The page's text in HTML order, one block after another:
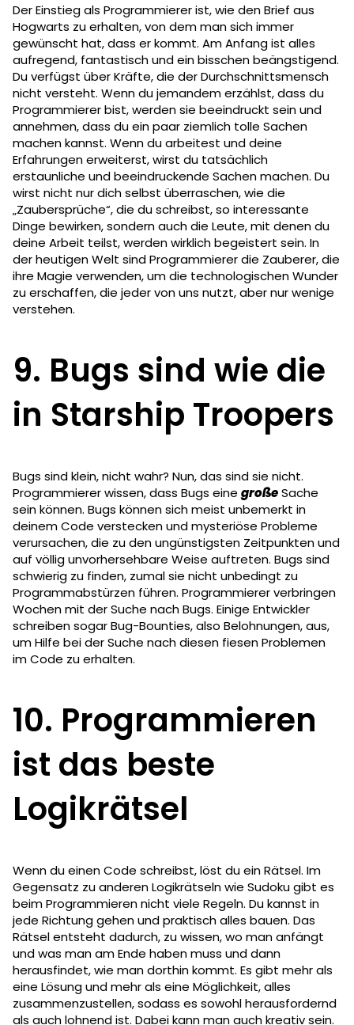
Der Einstieg als Programmierer ist, wie den Brief aus
Hogwarts zu erhalten, von dem man sich immer
gewünscht hat, dass er kommt. Am Anfang ist alles
aufregend, fantastisch und ein bisschen beängstigend.
Du verfügst über Kräfte, die der Durchschnittsmensch
nicht versteht. Wenn du jemandem erzählst, dass du
Programmierer bist, werden sie beeindruckt sein und
annehmen, dass du ein paar ziemlich tolle Sachen
machen kannst. Wenn du arbeitest und deine
Erfahrungen erweiterst, wirst du tatsächlich
erstaunliche und beeindruckende Sachen machen. Du
wirst nicht nur dich selbst überraschen, wie die
„Zaubersprüche“, die du schreibst, so interessante
Dinge bewirken, sondern auch die Leute, mit denen du
deine Arbeit teilst, werden wirklich begeistert sein. In
der heutigen Welt sind Programmierer die Zauberer, die
ihre Magie verwenden, um die technologischen Wunder
zu erschaffen, die jeder von uns nutzt, aber nur wenige
verstehen.
9. Bugs sind wie die
in Starship Troopers
Bugs sind klein, nicht wahr? Nun, das sind sie nicht.
Programmierer wissen, dass Bugs eine großeSache
sein können. Bugs können sich meist unbemerkt in
deinem Code verstecken und mysteriöse Probleme
verursachen, die zu den ungünstigsten Zeitpunkten und
auf völlig unvorhersehbare Weise auftreten. Bugs sind
schwierig zu finden, zumal sie nicht unbedingt zu
Programmabstürzen führen. Programmierer verbringen
Wochen mit der Suche nach Bugs. Einige Entwickler
schreiben sogar Bug-Bounties, also Belohnungen, aus,
um Hilfe bei der Suche nach diesen fiesen Problemen
im Code zu erhalten.
10. Programmieren
ist das beste
Logikrätsel
Wenn du einen Code schreibst, löst du ein Rätsel. Im
Gegensatz zu anderen Logikrätseln wie Sudoku gibt es
beim Programmieren nicht viele Regeln. Du kannst in
jede Richtung gehen und praktisch alles bauen. Das
Rätsel entsteht dadurch, zu wissen, wo man anfängt
und was man am Ende haben muss und dann
herausfindet, wie man dorthin kommt. Es gibt mehr als
eine Lösung und mehr als eine Möglichkeit, alles
zusammenzustellen, sodass es sowohl herausfordernd
als auch lohnend ist. Dabei kann man auch kreativ sein.